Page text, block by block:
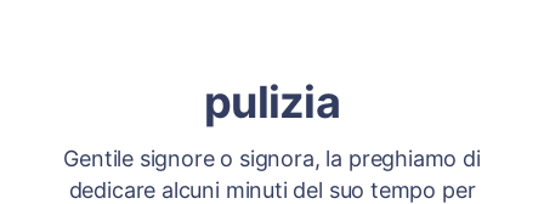
pulizia
Gentile signore o signora, la preghiamo di
dedicare alcuni minuti del suo tempo per